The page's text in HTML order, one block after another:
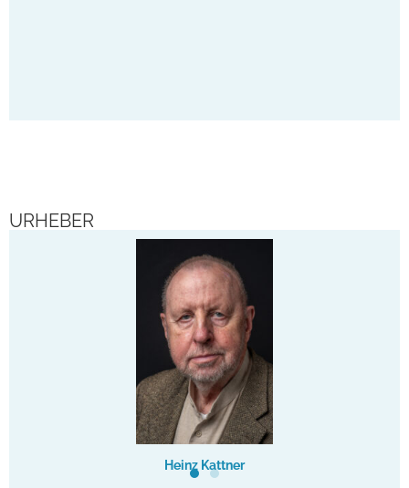
URHEBER
Heinz Kattner